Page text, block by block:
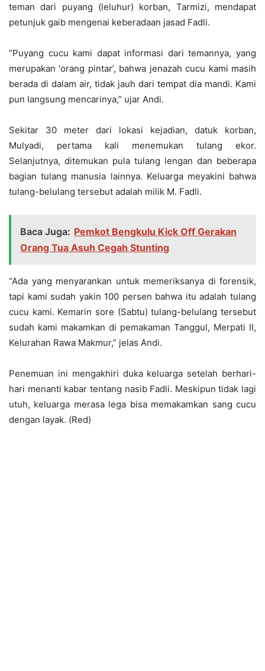
teman dari puyang (leluhur) korban, Tarmizi, mendapat
petunjuk gaib mengenai keberadaan jasad Fadli.
“Puyang cucu kami dapat informasi dari temannya, yang
merupakan ‘orang pintar’, bahwa jenazah cucu kami masih
berada di dalam air, tidak jauh dari tempat dia mandi. Kami
pun langsung mencarinya,” ujar Andi.
Sekitar 30 meter dari lokasi kejadian, datuk korban,
Mulyadi, pertama kali menemukan tulang ekor.
Selanjutnya, ditemukan pula tulang lengan dan beberapa
bagian tulang manusia lainnya. Keluarga meyakini bahwa
tulang-belulang tersebut adalah milik M. Fadli.
Baca Juga: Pemkot Bengkulu Kick Off Gerakan
Orang Tua Asuh Cegah Stunting
“Ada yang menyarankan untuk memeriksanya di forensik,
tapi kami sudah yakin 100 persen bahwa itu adalah tulang
cucu kami. Kemarin sore (Sabtu) tulang-belulang tersebut
sudah kami makamkan di pemakaman Tanggul, Merpati II,
Kelurahan Rawa Makmur,” jelas Andi.
Penemuan ini mengakhiri duka keluarga setelah berhari-
hari menanti kabar tentang nasib Fadli. Meskipun tidak lagi
utuh, keluarga merasa lega bisa memakamkan sang cucu
dengan layak. (Red)